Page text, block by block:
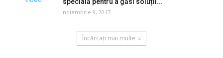
noiembrie 9, 2017
Încărcați mai multe